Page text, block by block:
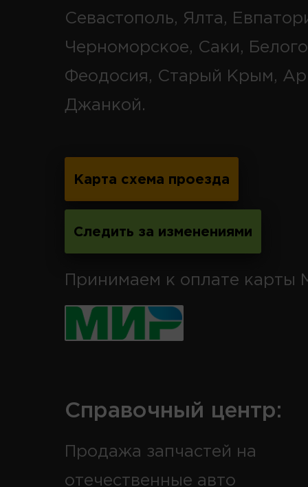
Севастополь, Ялта,
Черноморское, Саки,
Феодосия, Старый Крым,
Джанкой.
Карта схема проезда
Следить за изменениями
Принимаем к оплате карты
Справочный центр:
Продажа запчастей на
отечественные авто